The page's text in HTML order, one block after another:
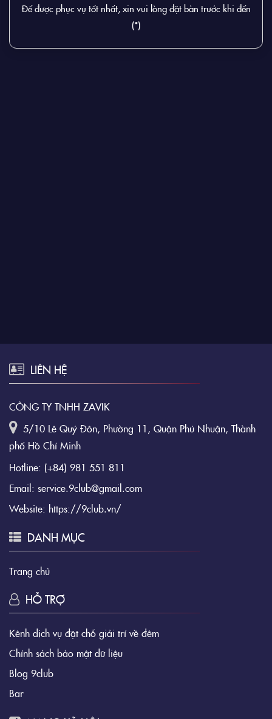
Để được phục vụ tốt nhất, xin vui lòng đặt bàn trước khi đến
(*)
LIÊN HỆ
CÔNG TY TNHH ZAVIK
5/10 Lê Quý Đôn, Phường 11, Quận Phú Nhuận, Thành
phố Hồ Chí Minh
Hotline: (+84) 981 551 811
Email: service.9club@gmail.com
Website: https://9club.vn/
DANH MỤC
Trang chủ
HỖ TRỢ
Kênh dịch vụ đặt chỗ giải trí về đêm
Chính sách bảo mật dữ liệu
Blog 9club
Bar